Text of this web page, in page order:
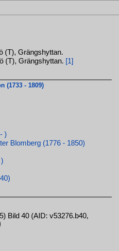
(T), Grängshyttan.
(T), Grängshyttan. [1]
(1733 - 1809)
)
Blomberg (1776 - 1850)
Bild 40 (AID: v53276.b40,